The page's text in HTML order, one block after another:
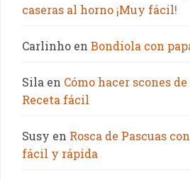
caseras al horno ¡Muy fácil!
Carlinho en Bondiola con
Sila en Cómo hacer scones
Receta fácil
Susy en Rosca de Pascuas
fácil y rápida